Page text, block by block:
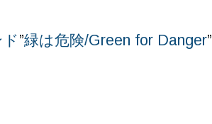
”緑は危険/Green for Danger”